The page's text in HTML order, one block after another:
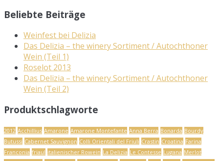
Beliebte Beiträge
Weinfest bei Delizia
Das Delizia – the winery Sortiment / Autochthoner
Wein (Teil 1)
Roselot 2013
Das Delizia – the winery Sortiment / Autochthoner
Wein (Teil 2)
Produktschlagworte
2012 Acchillius Amarone Amarone Montefante Anna Berra Bonarda Bourdy
Butussi Cabernet Sauvignon Colli Orientali del Friuli Crastin Croatina Farina
Franconia friaul italienischer Rowein La Delizia Le Contesse Lugana Merlot